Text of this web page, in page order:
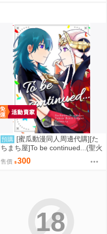
預購 [蜜瓜動漫同人周邊代購][た
ちまち屋]To be continued...(聖火
降魔錄)(同人誌)
售價 300
18